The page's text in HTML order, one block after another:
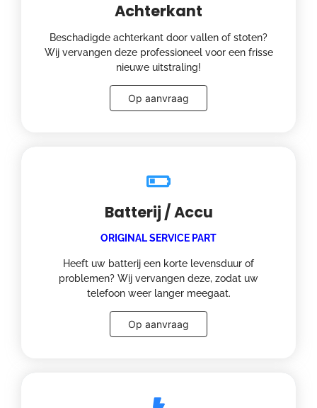
Achterkant
Beschadigde achterkant door vallen of stoten?
Wij vervangen deze professioneel voor een frisse
nieuwe uitstraling!
Op aanvraag
Batterij / Accu
ORIGINAL SERVICE PART
Heeft uw batterij een korte levensduur of
problemen? Wij vervangen deze, zodat uw
telefoon weer langer meegaat.
Op aanvraag